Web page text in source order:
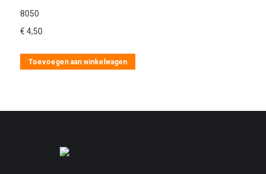
8050
€ 4,50
Toevoegen aan winkelwagen